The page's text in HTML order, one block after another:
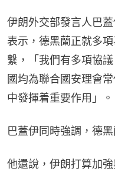
伊朗外交部發言人巴
表示，德黑蘭正就多
繫，「我們有多項協
國均為聯合國安理會
中發揮着重要作用」。
巴蓋伊同時強調，德
他還說，伊朗打算加